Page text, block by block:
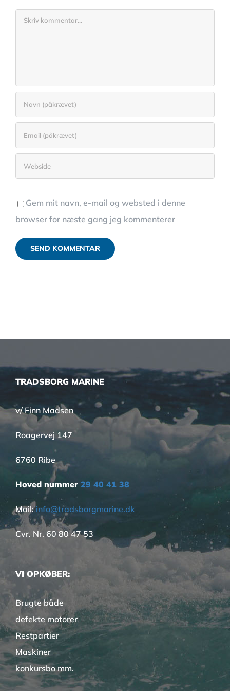
Comment
Gem mit navn, e-mail og websted i denne
browser for næste gang jeg kommenterer
TRADSBORG MARINE
v/ Finn Madsen
Roagervej 147
6760 Ribe
Hoved nummer 29 40 41 38
Mail:info@tradsborgmarine.dk
Cvr. Nr. 60 80 47 53
VI OPKØBER:
Brugte både
defekte motorer
Restpartier
Maskiner
konkursbo mm.